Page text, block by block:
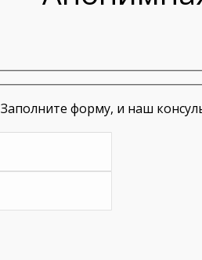
Заполните форму, и наш